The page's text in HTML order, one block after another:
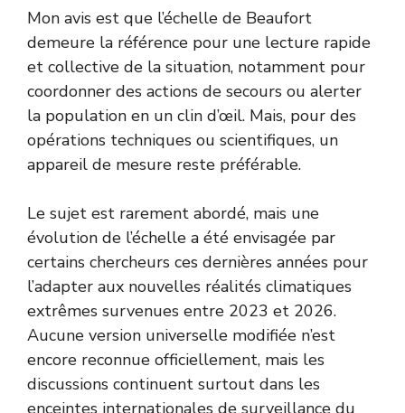
Mon avis est que l’échelle de Beaufort
demeure la référence pour une lecture rapide
et collective de la situation, notamment pour
coordonner des actions de secours ou alerter
la population en un clin d’œil. Mais, pour des
opérations techniques ou scientifiques, un
appareil de mesure reste préférable.
Le sujet est rarement abordé, mais une
évolution de l’échelle a été envisagée par
certains chercheurs ces dernières années pour
l’adapter aux nouvelles réalités climatiques
extrêmes survenues entre 2023 et 2026.
Aucune version universelle modifiée n’est
encore reconnue officiellement, mais les
discussions continuent surtout dans les
enceintes internationales de surveillance du